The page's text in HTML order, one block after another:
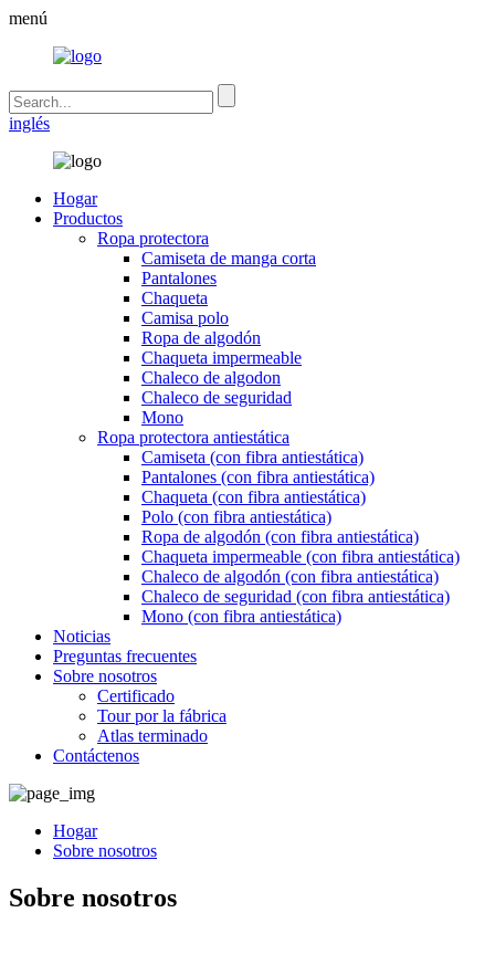
menú
inglés
Hogar
Productos
Ropa protectora
Camiseta de manga corta
Pantalones
Chaqueta
Camisa polo
Ropa de algodón
Chaqueta impermeable
Chaleco de algodon
Chaleco de seguridad
Mono
Ropa protectora antiestática
Camiseta (con fibra antiestática)
Pantalones (con fibra antiestática)
Chaqueta (con fibra antiestática)
Polo (con fibra antiestática)
Ropa de algodón (con fibra antiestática)
Chaqueta impermeable (con fibra antiestática)
Chaleco de algodón (con fibra antiestática)
Chaleco de seguridad (con fibra antiestática)
Mono (con fibra antiestática)
Noticias
Preguntas frecuentes
Sobre nosotros
Certificado
Tour por la fábrica
Atlas terminado
Contáctenos
Hogar
Sobre nosotros
Sobre nosotros